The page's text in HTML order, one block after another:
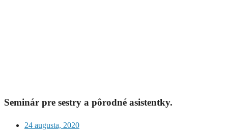
Seminár pre sestry a pôrodné asistentky.
24 augusta, 2020